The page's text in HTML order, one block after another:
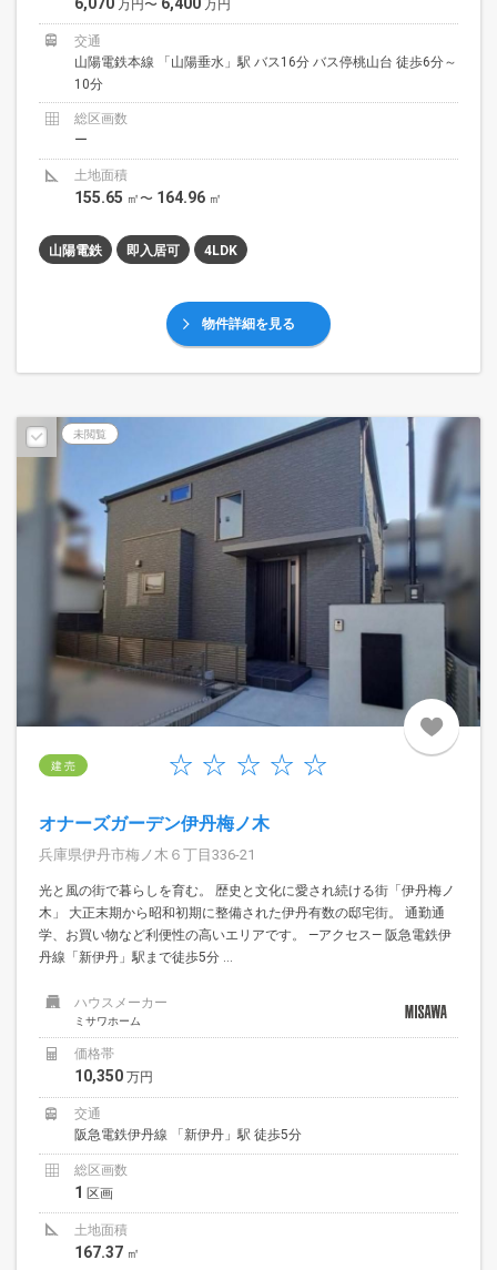
万円〜 万円
交通
山陽電鉄本線 「山陽垂水」駅 バス16分 バス停桃山台 徒歩6分～
10分
総区画数
ー
土地面積
155.65 ㎡〜 164.96 ㎡
山陽電鉄 即入居可 4LDK
物件詳細を見る
未閲覧
建 売
オナーズガーデン伊丹梅ノ木
兵庫県伊丹市梅ノ木６丁目336-21
光と風の街で暮らしを育む。 歴史と文化に愛され続ける街「伊丹梅ノ
木」 大正末期から昭和初期に整備された伊丹有数の邸宅街。 通勤通
学、お買い物など利便性の高いエリアです。 —アクセス— 阪急電鉄伊
丹線「新伊丹」駅まで徒歩5分 ...
ハウスメーカー
ミサワホーム
価格帯
10,350 万円
交通
阪急電鉄伊丹線 「新伊丹」駅 徒歩5分
総区画数
1 区画
土地面積
167.37 ㎡